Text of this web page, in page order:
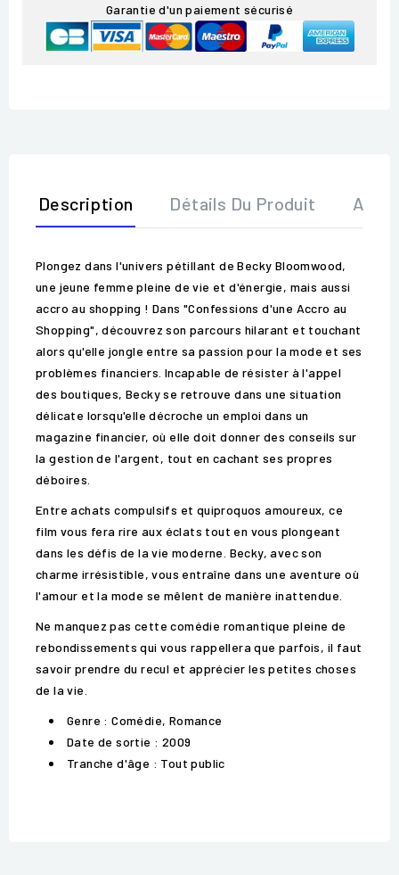
Garantie d'un paiement sécurisé
Description Détails Du Produit Avis
Plongez dans l'univers pétillant de Becky Bloomwood,
une jeune femme pleine de vie et d'énergie, mais aussi
accro au shopping ! Dans "Confessions d'une Accro au
Shopping", découvrez son parcours hilarant et touchant
alors qu'elle jongle entre sa passion pour la mode et ses
problèmes financiers. Incapable de résister à l'appel
des boutiques, Becky se retrouve dans une situation
délicate lorsqu'elle décroche un emploi dans un
magazine financier, où elle doit donner des conseils sur
la gestion de l'argent, tout en cachant ses propres
déboires.
Entre achats compulsifs et quiproquos amoureux, ce
film vous fera rire aux éclats tout en vous plongeant
dans les défis de la vie moderne. Becky, avec son
charme irrésistible, vous entraîne dans une aventure où
l'amour et la mode se mêlent de manière inattendue.
Ne manquez pas cette comédie romantique pleine de
rebondissements qui vous rappellera que parfois, il faut
savoir prendre du recul et apprécier les petites choses
de la vie.
Genre : Comédie, Romance
Date de sortie : 2009
Tranche d'âge : Tout public